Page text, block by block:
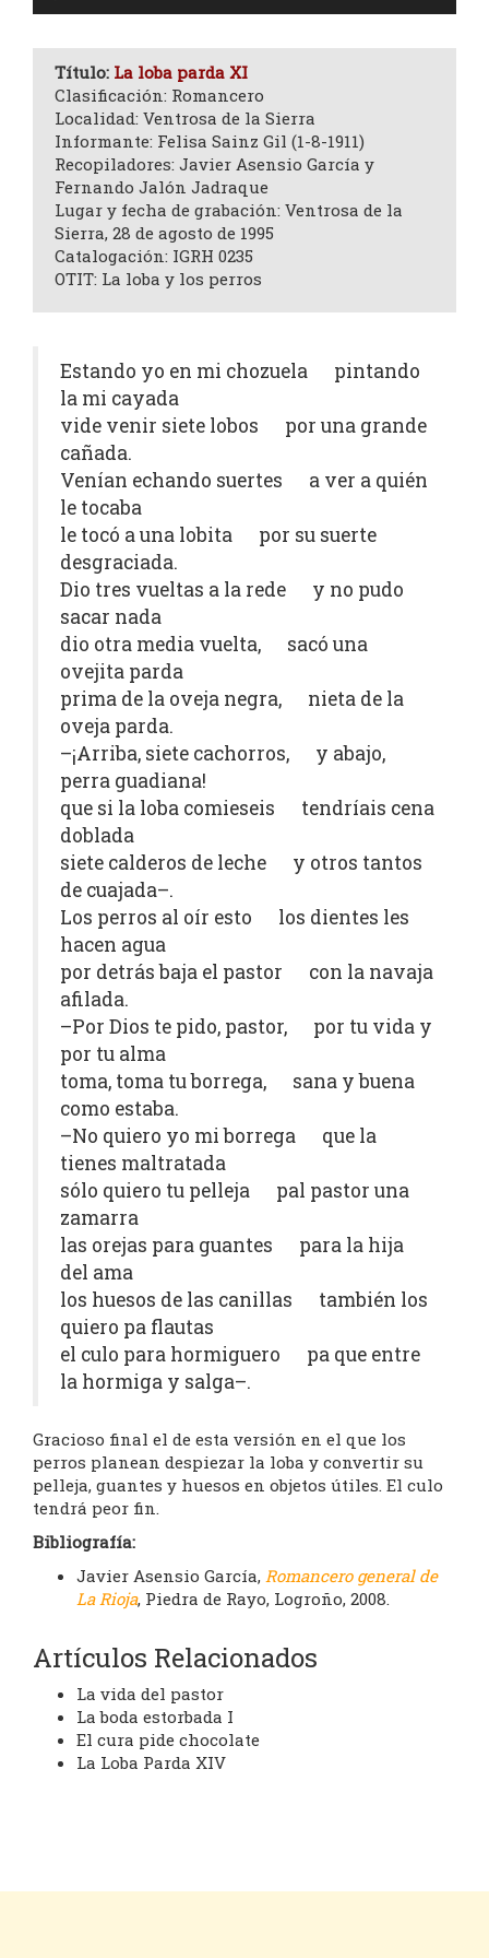
Título: La loba parda XI
Clasificación: Romancero
Localidad: Ventrosa de la Sierra
Informante: Felisa Sainz Gil (1-8-1911)
Recopiladores: Javier Asensio García y
Fernando Jalón Jadraque
Lugar y fecha de grabación: Ventrosa de la
Sierra, 28 de agosto de 1995
Catalogación: IGRH 0235
OTIT: La loba y los perros
Estando yo en mi chozuela pintando
la mi cayada
vide venir siete lobos por una grande
cañada.
Venían echando suertes a ver a quién
le tocaba
le tocó a una lobita por su suerte
desgraciada.
Dio tres vueltas a la rede y no pudo
sacar nada
dio otra media vuelta, sacó una
ovejita parda
prima de la oveja negra, nieta de la
oveja parda.
–¡Arriba, siete cachorros, y abajo,
perra guadiana!
que si la loba comieseis tendríais cena
doblada
siete calderos de leche y otros tantos
de cuajada–.
Los perros al oír esto los dientes les
hacen agua
por detrás baja el pastor con la navaja
afilada.
–Por Dios te pido, pastor, por tu vida y
por tu alma
toma, toma tu borrega, sana y buena
como estaba.
–No quiero yo mi borrega que la
tienes maltratada
sólo quiero tu pelleja pal pastor una
zamarra
las orejas para guantes para la hija
del ama
los huesos de las canillas también los
quiero pa flautas
el culo para hormiguero pa que entre
la hormiga y salga–.
Gracioso final el de esta versión en el que los
perros planean despiezar la loba y convertir su
pelleja, guantes y huesos en objetos útiles. El culo
tendrá peor fin.
Bibliografía:
Javier Asensio García, Romancero general de
La Rioja, Piedra de Rayo, Logroño, 2008.
Artículos Relacionados
La vida del pastor
La boda estorbada I
El cura pide chocolate
La Loba Parda XIV